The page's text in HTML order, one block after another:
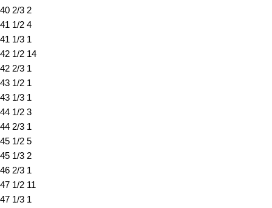
40 2/3 2
41 1/2 4
41 1/3 1
42 1/2 14
42 2/3 1
43 1/2 1
43 1/3 1
44 1/2 3
44 2/3 1
45 1/2 5
45 1/3 2
46 2/3 1
47 1/2 11
47 1/3 1